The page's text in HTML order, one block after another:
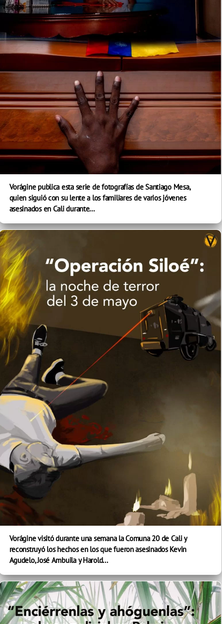
Vorágine publica esta serie de fotografías de Santiago Mesa,
quien siguió con su lente a los familiares de varios jóvenes
asesinados en Cali durante...
Vorágine visitó durante una semana la Comuna 20 de Cali y
reconstruyó los hechos en los que fueron asesinados Kevin
Agudelo, José Ambuila y Harold...